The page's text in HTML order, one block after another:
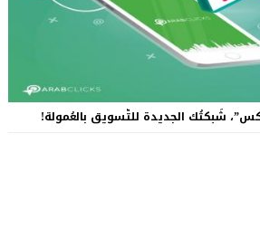
شَبكتُك الجديدة للتّسويق بالعُمولة!